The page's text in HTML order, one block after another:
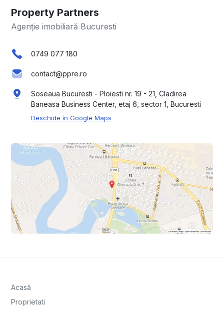
Property Partners
Agenție imobiliară Bucuresti
0749 077 180
contact@ppre.ro
Soseaua Bucuresti - Ploiesti nr. 19 - 21, Cladirea
Baneasa Business Center, etaj 6, sector 1, Bucuresti
Deschide în Google Maps
Acasă
Proprietati